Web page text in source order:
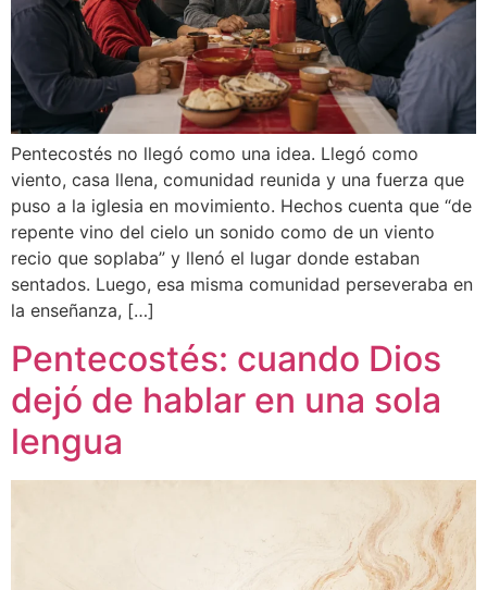
Pentecostés no llegó como una idea. Llegó como
viento, casa llena, comunidad reunida y una fuerza que
puso a la iglesia en movimiento. Hechos cuenta que “de
repente vino del cielo un sonido como de un viento
recio que soplaba” y llenó el lugar donde estaban
sentados. Luego, esa misma comunidad perseveraba en
la enseñanza, […]
Pentecostés: cuando Dios
dejó de hablar en una sola
lengua